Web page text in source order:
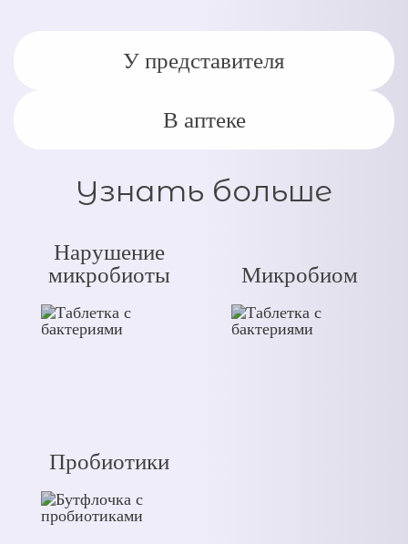
У представителя
В аптеке
Узнать больше
Нарушение
микробиоты
Микробиом
Пробиотики